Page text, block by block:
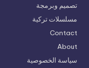
تصميم وبرمجة
مسلسلات تركية
Contact
About
سياسة الخصوصية